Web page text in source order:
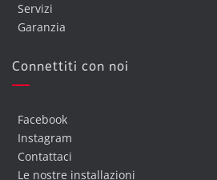
Servizi
Garanzia
Connettiti con noi
Facebook
Instagram
Contattaci
Le nostre installazioni